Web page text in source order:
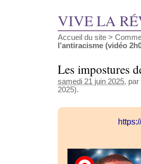
VIVE LA
Accueil du site >
l’antiracisme (vidéo
Les impostures
samedi 21 juin 2025, par
2025).